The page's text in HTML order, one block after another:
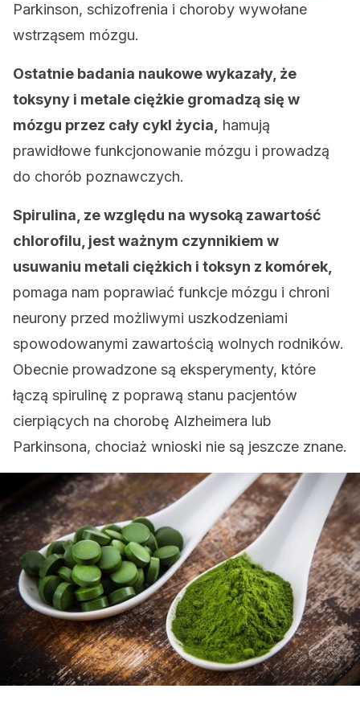
Parkinson, schizofrenia i choroby wywołane
wstrząsem mózgu.
Ostatnie badania naukowe wykazały, że
toksyny i metale ciężkie gromadzą się w
mózgu przez cały cykl życia,
hamują
prawidłowe funkcjonowanie mózgu i prowadzą
do chorób poznawczych.
Spirulina, ze względu na wysoką zawartość
chlorofilu, jest ważnym czynnikiem w
usuwaniu metali ciężkich i toksyn z komórek,
pomaga nam poprawiać funkcje mózgu i chroni
neurony przed możliwymi uszkodzeniami
spowodowanymi zawartością wolnych rodników.
Obecnie prowadzone są eksperymenty, które
łączą spirulinę z poprawą stanu pacjentów
cierpiących na chorobę Alzheimera lub
Parkinsona, chociaż wnioski nie są jeszcze znane.